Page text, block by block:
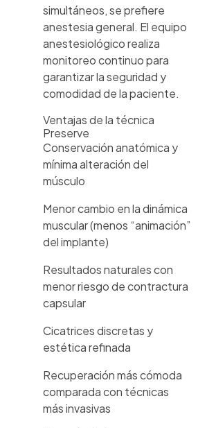
simultáneos, se prefiere
anestesia general. El equipo
anestesiológico realiza
monitoreo continuo para
garantizar la seguridad y
comodidad de la paciente.
Ventajas de la técnica
Preserve
Conservación anatómica y
mínima alteración del
músculo
Menor cambio en la dinámica
muscular (menos “animación”
del implante)
Resultados naturales con
menor riesgo de contractura
capsular
Cicatrices discretas y
estética refinada
Recuperación más cómoda
comparada con técnicas
más invasivas